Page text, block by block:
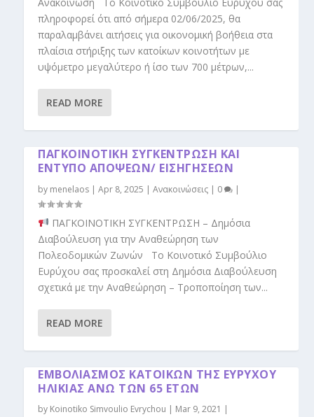
πληροφορεί ότι από σήμερα 02/06/2025, θα
παραλαμβάνει αιτήσεις για οικονομική βοήθεια στα
πλαίσια στήριξης των κατοίκων κοινοτήτων με
υψόμετρο μεγαλύτερο ή ίσο των 700 μέτρων,...
READ MORE
ΠΑΓΚΟΙΝΟΤΙΚΗ ΣΥΓΚΕΝΤΡΩΣΗ ΚΑΙ
ΕΝΤΥΠΟ ΑΠΟΨΕΩΝ/ ΕΙΣΗΓΗΣΕΩΝ
by menelaos |Apr 8, 2025 |Ανακοινώσεις | 0 |
ΠΑΓΚΟΙΝΟΤΙΚΗ ΣΥΓΚΕΝΤΡΩΣΗ – Δημόσια
Διαβούλευση για την Αναθεώρηση των
Πολεοδομικών Ζωνών Το Κοινοτικό Συμβούλιο
Ευρύχου σας προσκαλεί στη Δημόσια Διαβούλευση
σχετικά με την Αναθεώρηση – Τροποποίηση των...
READ MORE
ΕΜΒΟΛΙΑΣΜΟΣ ΚΑΤΟΙΚΩΝ ΤΗΣ ΕΥΡΥΧΟΥ
ΗΛΙΚΙΑΣ ΑΝΩ ΤΩΝ 65 ΕΤΩΝ
by Koinotiko Simvoulio Evrychou | Mar 9, 2021 |